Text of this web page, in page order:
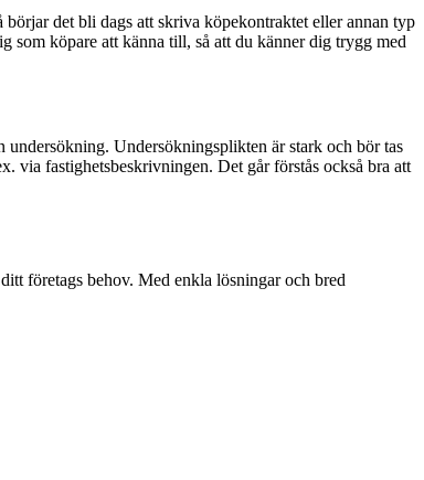
det bli dags att skriva köpekontraktet eller annan typ
som köpare att känna till, så att du känner dig trygg med
Undersökningsplikten är stark och bör tas
via fastighetsbeskrivningen. Det går förstås också bra att
företags behov. Med enkla lösningar och bred